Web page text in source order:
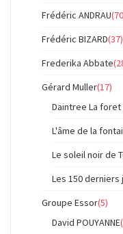
Frédéric ANDRAU
Frédéric BIZARD(37)
Frederika Abbate
Gérard Muller(17)
Daintree La
L'âme de la
Le soleil noir de
Les 150 derniers
Groupe Essor(5)
David POUYANNE